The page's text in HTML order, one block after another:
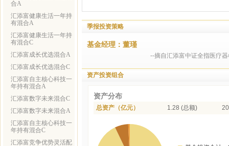
合A
汇添富健康生活一年持
有混合A
汇添富健康生活一年持
有混合C
汇添富成长优选混合A
汇添富成长优选混合C
汇添富自主核心科技一
年持有混合A
汇添富数字未来混合C
汇添富数字未来混合A
汇添富自主核心科技一
年持有混合C
汇添富竞争优势灵活配
季报投资策略
基金经理：董瑾
--摘自汇添富中证全指医疗
资产投资组合
资产分布
总资产（亿元） 1.28 (总额)